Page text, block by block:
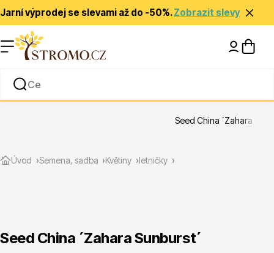
Jarní výprodej se slevami až do -50%.Zobrazit slevy
Rady a tipy
Zlevněné
Úvod Semena, sadba Květiny letničky
Seed China ´Zahara
Seed China ´Zahara Sunburst´